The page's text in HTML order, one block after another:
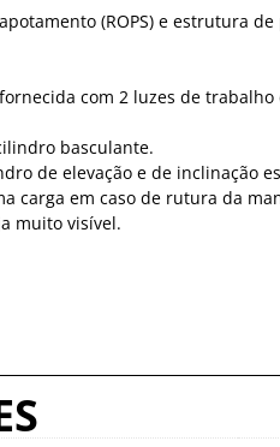
(ROPS) e estrutura
com 2 luzes de
basculante.
de elevação e de inclinação
carga em caso de rutura da
muito visível.